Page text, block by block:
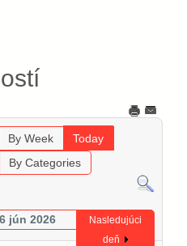
By Week
Today
By Categories
jún 2026
Nasledujúci
deň